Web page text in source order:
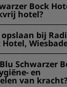
12, Wiesbaden,
Bock
hotel?
bij
Schwarzer
en
van kracht?